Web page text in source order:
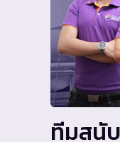
ทีมสนั